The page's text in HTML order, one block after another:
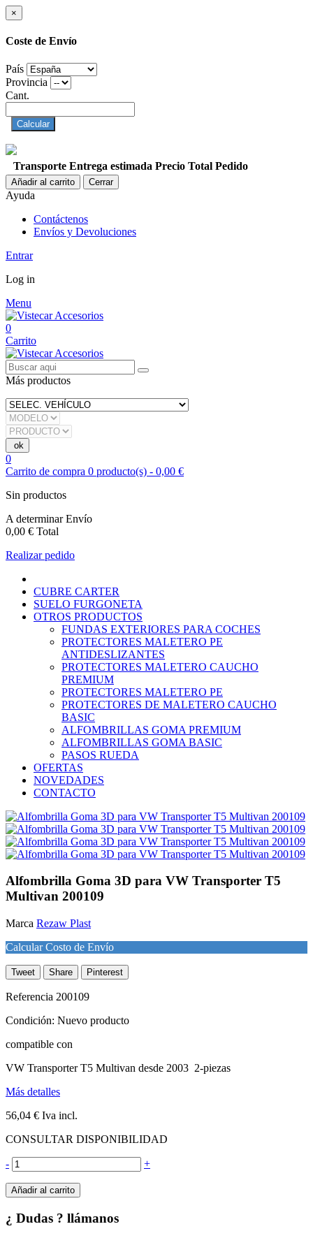
×
Coste de Envío
País
Provincia
Cant.
Calcular
Transporte Entrega estimada Precio Total Pedido
Añadir al carrito Cerrar
Ayuda
Contáctenos
Envíos y Devoluciones
Entrar
Log in
Menu
0
Carrito
Más productos
0
Carrito de compra 0 producto(s) - 0,00 €
Sin productos
A determinarEnvío
0,00 € Total
Realizar pedido
CUBRE CARTER
SUELO FURGONETA
OTROS PRODUCTOS
FUNDAS EXTERIORES PARA COCHES
PROTECTORES MALETERO PE
ANTIDESLIZANTES
PROTECTORES MALETERO CAUCHO
PREMIUM
PROTECTORES MALETERO PE
PROTECTORES DE MALETERO CAUCHO
BASIC
ALFOMBRILLAS GOMA PREMIUM
ALFOMBRILLAS GOMA BASIC
PASOS RUEDA
OFERTAS
NOVEDADES
CONTACTO
Alfombrilla Goma 3D para VW Transporter T5
Multivan 200109
Marca Rezaw Plast
Calcular Costo de Envío
Tweet Share Pinterest
Referencia 200109
Condición: Nuevo producto
compatible con
VW Transporter T5 Multivan desde 2003 2-piezas
Más detalles
56,04 € Iva incl.
CONSULTAR DISPONIBILIDAD
- +
Añadir al carrito
¿ Dudas ? llámanos